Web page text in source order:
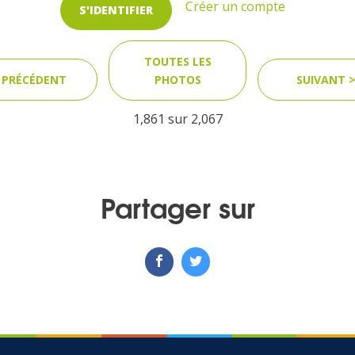
S'IDENTIFIER Créer un compte
TOUTES LES
PHOTOS
SUIVANT
1,861 sur 2,067
Partager sur